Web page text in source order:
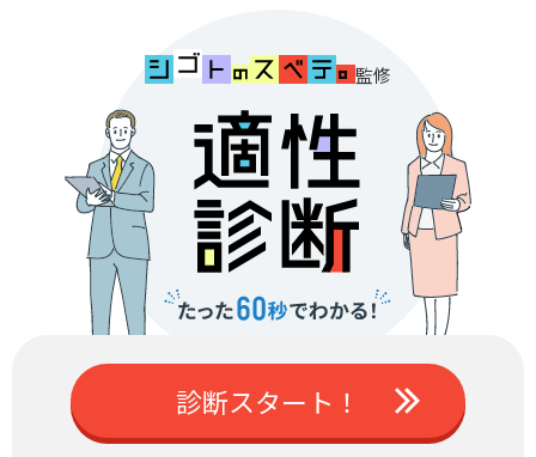
監修
診断スタート！